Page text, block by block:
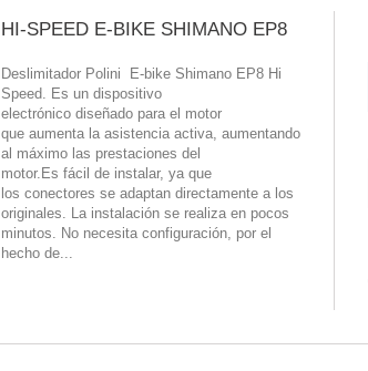
HI-SPEED E-BIKE SHIMANO EP8
Deslimitador Polini E-bike Shimano EP8 Hi
Speed. Es un dispositivo
electrónico diseñado para el motor
que aumenta la asistencia activa, aumentando
al máximo las prestaciones del
motor.Es fácil de instalar, ya que
los conectores se adaptan directamente a los
originales. La instalación se realiza en pocos
minutos. No necesita configuración, por el
hecho de...